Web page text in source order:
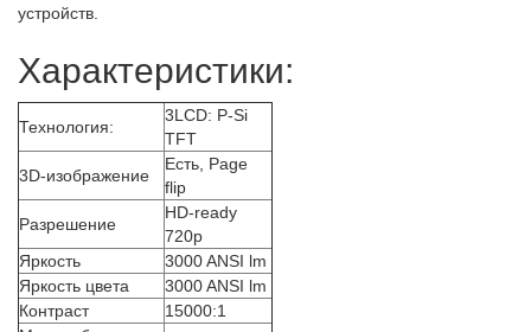
устройств.
Характеристики:
Технология:
3LCD: P-Si
TFT
3D-изображение
Есть, Page
flip
Разрешение
HD-ready
720p
Яркость
3000 ANSI lm
Яркость цвета
3000 ANSI lm
Контраст
15000:1